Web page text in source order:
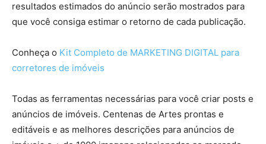
resultados estimados do anúncio serão mostrados para
que você consiga estimar o retorno de cada publicação.
Conheça o Kit Completo de MARKETING DIGITAL para
corretores de imóveis
Todas as ferramentas necessárias para você criar posts e
anúncios de imóveis. Centenas de Artes prontas e
editáveis e as melhores descrições para anúncios de